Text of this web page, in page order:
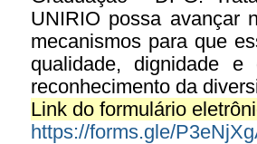
UNIRIO possa avançar
mecanismos para que
qualidade, dignidade
reconhecimento da
Link do formulário
https://forms.gle/